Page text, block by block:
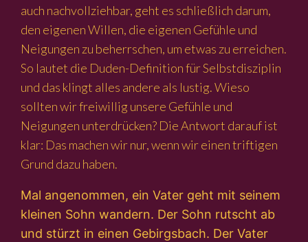
auch nachvollziehbar, geht es schließlich darum,
den eigenen Willen, die eigenen Gefühle und
Neigungen zu beherrschen, um etwas zu erreichen.
So lautet die Duden-Definition für Selbstdisziplin
und das klingt alles andere als lustig. Wieso
sollten wir freiwillig unsere Gefühle und
Neigungen unterdrücken? Die Antwort darauf ist
klar: Das machen wir nur, wenn wir einen triftigen
Grund dazu haben.
Mal angenommen, ein Vater geht mit seinem
kleinen Sohn wandern. Der Sohn rutscht ab
und stürzt in einen Gebirgsbach. Der Vater